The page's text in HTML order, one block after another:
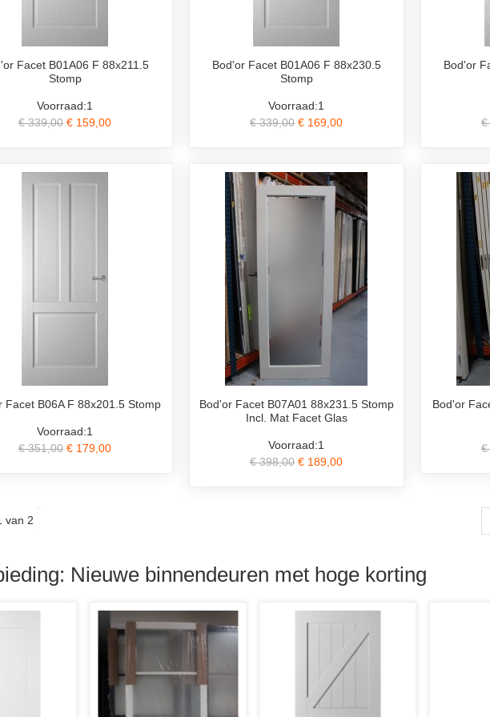
Facet B01A06 F 88x211.5
Stomp
Voorraad:1
€ 339,00 € 159,00
Bod'or Facet B01A06 F 88x230.5
Stomp
Voorraad:1
€ 339,00 € 169,00
Bod'or
€
Facet B06A F 88x201.5 Stomp
Voorraad:1
€ 351,00 € 179,00
Bod'or Facet B07A01 88x231.5 Stomp
Incl. Mat Facet Glas
Voorraad:1
€ 398,00 € 189,00
Bod'or
€
van 2
Nieuwe binnendeuren met hoge korting